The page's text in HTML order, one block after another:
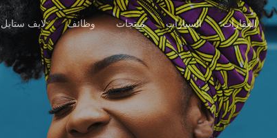
العقارات السيارات منتجات وظائف لايف ستايل